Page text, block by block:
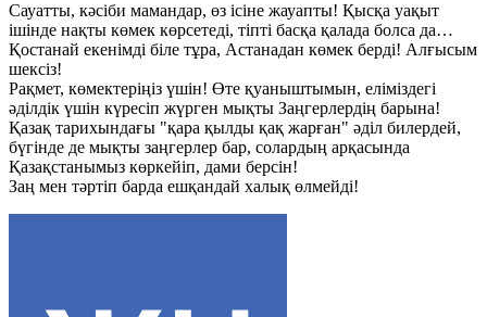
Сауатты, кәсіби мамандар, өз ісіне жауапты! Қысқа уақыт
ішінде нақты көмек көрсетеді, тіпті басқа қалада болса да…
Қостанай екенімді біле тұра, Астанадан көмек берді! Алғысым
шексіз!
Рақмет, көмектеріңіз үшін! Өте қуаныштымын, еліміздегі
әділдік үшін күресіп жүрген мықты Заңгерлердің барына!
Қазақ тарихындағы "қара қылды қақ жарған" әділ билердей,
бүгінде де мықты заңгерлер бар, солардың арқасында
Қазақстанымыз көркейіп, дами берсін!
Заң мен тәртіп барда ешқандай халық өлмейді!